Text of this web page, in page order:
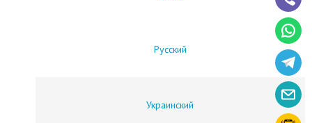
Русский
Украинский